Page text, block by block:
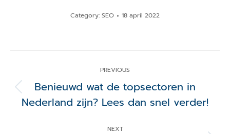
Category: SEO 18 april 2022
navigation PREVIOUS
Previous
post:
Benieuwd wat de topsectoren in
Nederland zijn? Lees dan snel verder!
NEXT